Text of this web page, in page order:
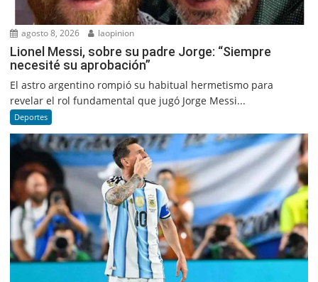
agosto 8, 2026 laopinion
Lionel Messi, sobre su padre Jorge: “Siempre
necesité su aprobación”
El astro argentino rompió su habitual hermetismo para
revelar el rol fundamental que jugó Jorge Messi...
Deportes